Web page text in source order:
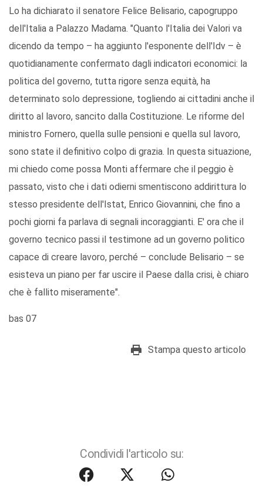
Lo ha dichiarato il senatore Felice Belisario, capogruppo
dell'Italia a Palazzo Madama. "Quanto l'Italia dei Valori va
dicendo da tempo – ha aggiunto l'esponente dell'Idv – è
quotidianamente confermato dagli indicatori economici: la
politica del governo, tutta rigore senza equità, ha
determinato solo depressione, togliendo ai cittadini anche il
diritto al lavoro, sancito dalla Costituzione. Le riforme del
ministro Fornero, quella sulle pensioni e quella sul lavoro,
sono state il definitivo colpo di grazia. In questa situazione,
mi chiedo come possa Monti affermare che il peggio è
passato, visto che i dati odierni smentiscono addirittura lo
stesso presidente dell'Istat, Enrico Giovannini, che fino a
pochi giorni fa parlava di segnali incoraggianti. E' ora che il
governo tecnico passi il testimone ad un governo politico
capace di creare lavoro, perché – conclude Belisario – se
esisteva un piano per far uscire il Paese dalla crisi, è chiaro
che è fallito miseramente".
bas 07
Stampa questo articolo
Condividi l'articolo su: